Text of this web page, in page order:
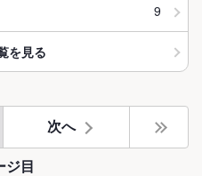
9
を見る
次へ
ジ目